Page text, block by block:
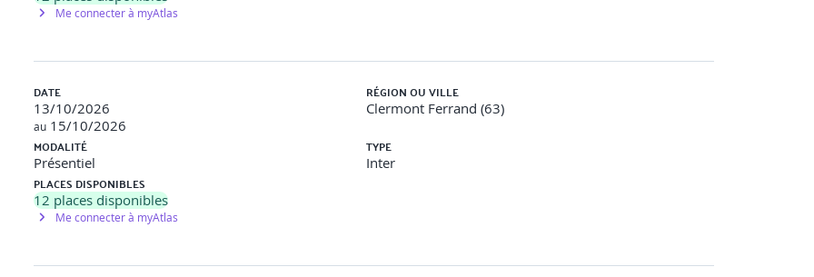
formulaire. Carte mémoire des rôles des composants Provider.
avec 3 vues connectées. Évaluation formative : restitution de la structure à l’oral.
Me connecter à myAtlas
DATE
13/10/2026
au 15/10/2026
RÉGION OU VILLE
Clermont Ferrand (63)
MODALITÉ
Présentiel
TYPE
Inter
PLACES DISPONIBLES
12 places disponibles
Me connecter à myAtlas